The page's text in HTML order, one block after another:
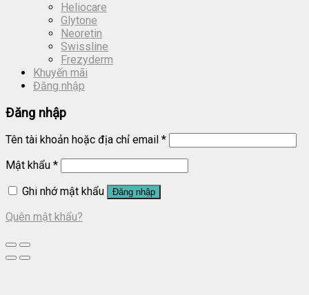
Heliocare
Glytone
Neoretin
Swissline
Frezyderm
Khuyến mãi
Đăng nhập
Đăng nhập
Tên tài khoản hoặc địa chỉ email *
Mật khẩu *
Ghi nhớ mật khẩu
Đăng nhập
Quên mật khẩu?